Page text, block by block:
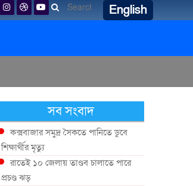
English
সব সংবাদ
কক্সবাজার সমুদ্র সৈকতে পানিতে ডুবে
শিক্ষার্থীর মৃত্যু
রাতেই ১০ জেলায় তাণ্ডব চালাতে পারে
প্রচণ্ড ঝড়